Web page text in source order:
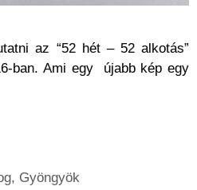
az “52 hét – 52 alkotás”
ban. Ami egy újabb kép egy
, Gyöngyök